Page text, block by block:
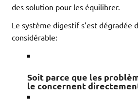
des solution pour les équilibrer.
Le système digestif s’est dégradée
considérable:
Soit parce que les
le concernent